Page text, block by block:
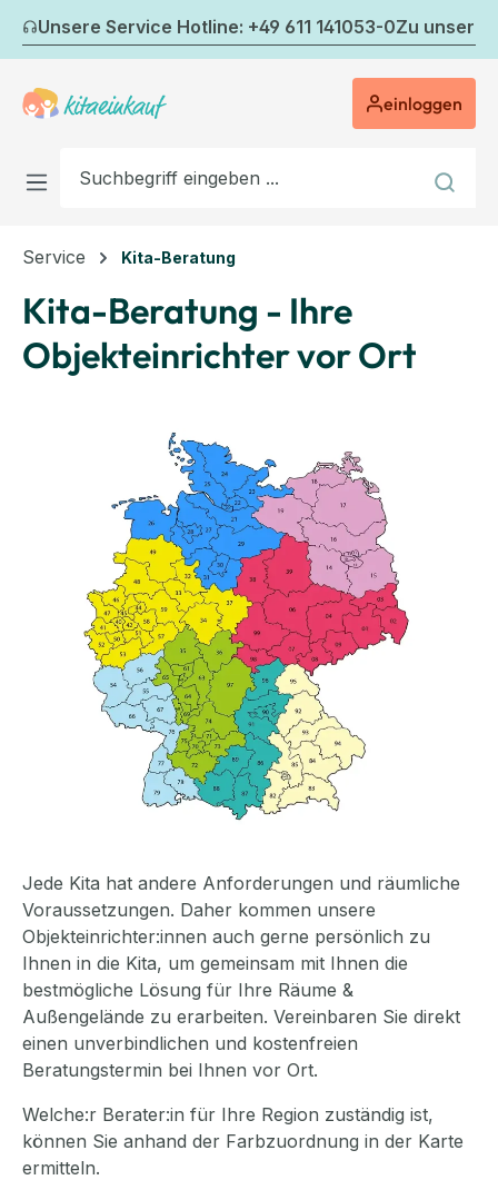
Zum Hauptinhalt springen
Unsere Service Hotline: +49 611 141053-0Zu
einloggen
Service Kita-Beratung
Kita-Beratung - Ihre
Objekteinrichter vor Ort
Jede Kita hat andere Anforderungen und räumliche
Voraussetzungen. Daher kommen unsere
Objekteinrichter:innen auch gerne persönlich zu
Ihnen in die Kita, um gemeinsam mit Ihnen die
bestmögliche Lösung für Ihre Räume &
Außengelände zu erarbeiten. Vereinbaren Sie direkt
einen unverbindlichen und kostenfreien
Beratungstermin bei Ihnen vor Ort.
Welche:r Berater:in für Ihre Region zuständig ist,
können Sie anhand der Farbzuordnung in der Karte
ermitteln.